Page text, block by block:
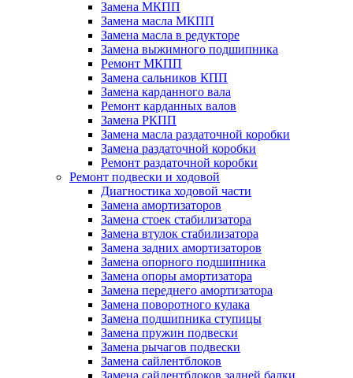
Замена МКПП
Замена масла МКПП
Замена масла в редукторе
Замена выжимного подшипника
Ремонт МКПП
Замена сальников КПП
Замена карданного вала
Ремонт карданных валов
Замена РКПП
Замена масла раздаточной коробки
Замена раздаточной коробки
Ремонт раздаточной коробки
Ремонт подвески и ходовой
Диагностика ходовой части
Замена амортизаторов
Замена стоек стабилизатора
Замена втулок стабилизатора
Замена задних амортизаторов
Замена опорного подшипника
Замена опоры амортизатора
Замена переднего амортизатора
Замена поворотного кулака
Замена подшипника ступицы
Замена пружин подвески
Замена рычагов подвески
Замена сайлентблоков
Замена сайлентблоков задней балки